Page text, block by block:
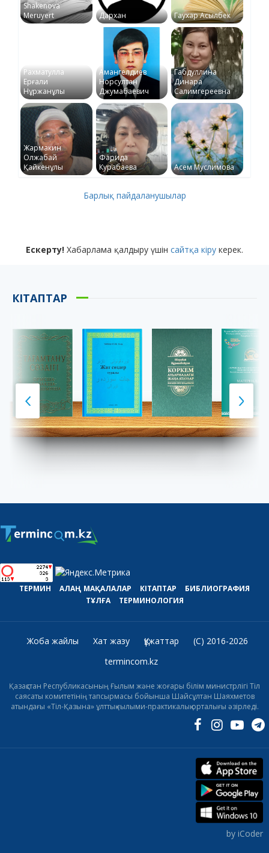
Shakenova
Meruyert
Дархан Гаухар Асылбек
Рахматулла
Ерғали
Нұржанұлы
Амангелдиев
Норсултан
Джумабаевич
Габдуллина
Динара
Салимгереевна
Жармакин
Олжабай
Қайкенұлы
Фарида
Курабаева
Асем Муслимова
Барлық пайдаланушылар
Ескерту! Хабарлама қалдыру үшін сайтқа кіру керек.
КІТАПТАР
ТЕРМИН АЛАҢ МАҚАЛАЛАР КІТАПТАР
БИБЛИОГРАФИЯ
ТҰЛҒА
ТЕРМИНОЛОГИЯ
Жоба жайлы Хат жазу Құжаттар
(C) 2016-2026
termincom.kz
Қазақстан Республикасының Ғылым және жоғары білім министрлігі Тіл
саясаты комитетінің тапсырмасы бойынша Шайсұлтан Шаяхметов
атындағы «Тіл-Қазына» ұлттық ғылыми-практикалық орталығы әзірледі.
by iCoder